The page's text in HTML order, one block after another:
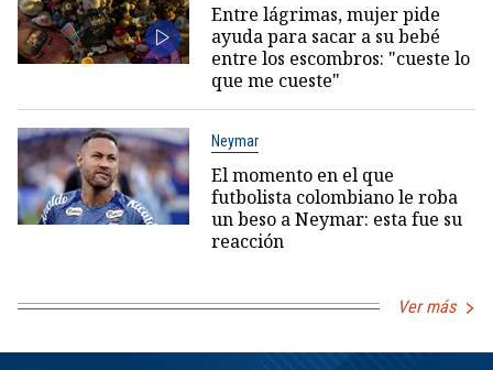
Entre lágrimas, mujer pide
ayuda para sacar a su bebé
entre los escombros: "cueste lo
que me cueste"
Neymar
El momento en el que
futbolista colombiano le roba
un beso a Neymar: esta fue su
reacción
Ver más